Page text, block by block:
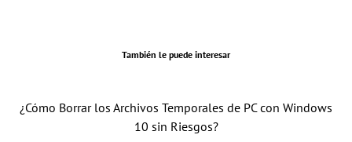
También le puede interesar
¿Cómo Borrar los Archivos Temporales de PC con Windows
10 sin Riesgos?